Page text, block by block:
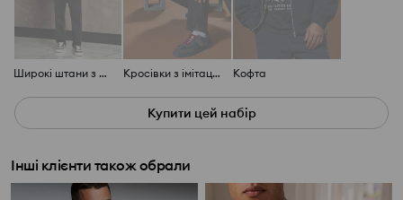
Широкі штани з розрізами Кросівки з імітації замші Кофта
Купити цей набір
Інші клієнти також обрали